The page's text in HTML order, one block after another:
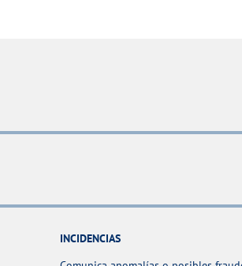
INCIDENCIAS